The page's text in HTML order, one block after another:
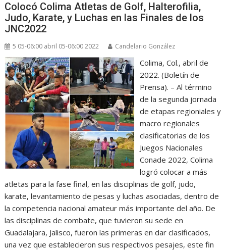
Colocó Colima Atletas de Golf, Halterofilia,
Judo, Karate, y Luchas en las Finales de los
JNC2022
5 05-06:00 abril 05-06:00 2022 Candelario González
Colima, Col., abril de
2022. (Boletín de
Prensa). – Al término
de la segunda jornada
de etapas regioniales y
macro regionales
clasificatorias de los
Juegos Nacionales
Conade 2022, Colima
logró colocar a más
atletas para la fase final, en las disciplinas de golf, judo,
karate, levantamiento de pesas y luchas asociadas, dentro de
la competencia nacional amateur más importante del año. De
las disciplinas de combate, que tuvieron su sede en
Guadalajara, Jalisco, fueron las primeras en dar clasificados,
una vez que establecieron sus respectivos pesajes, este fin